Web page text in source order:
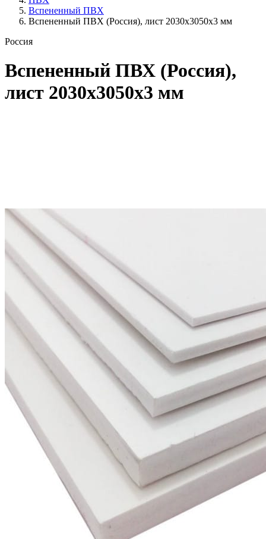
Вспененный ПВХ
Вспененный ПВХ (Россия), лист 2030x3050x3 мм
Россия
Вспененный ПВХ (Россия),
лист 2030x3050x3 мм